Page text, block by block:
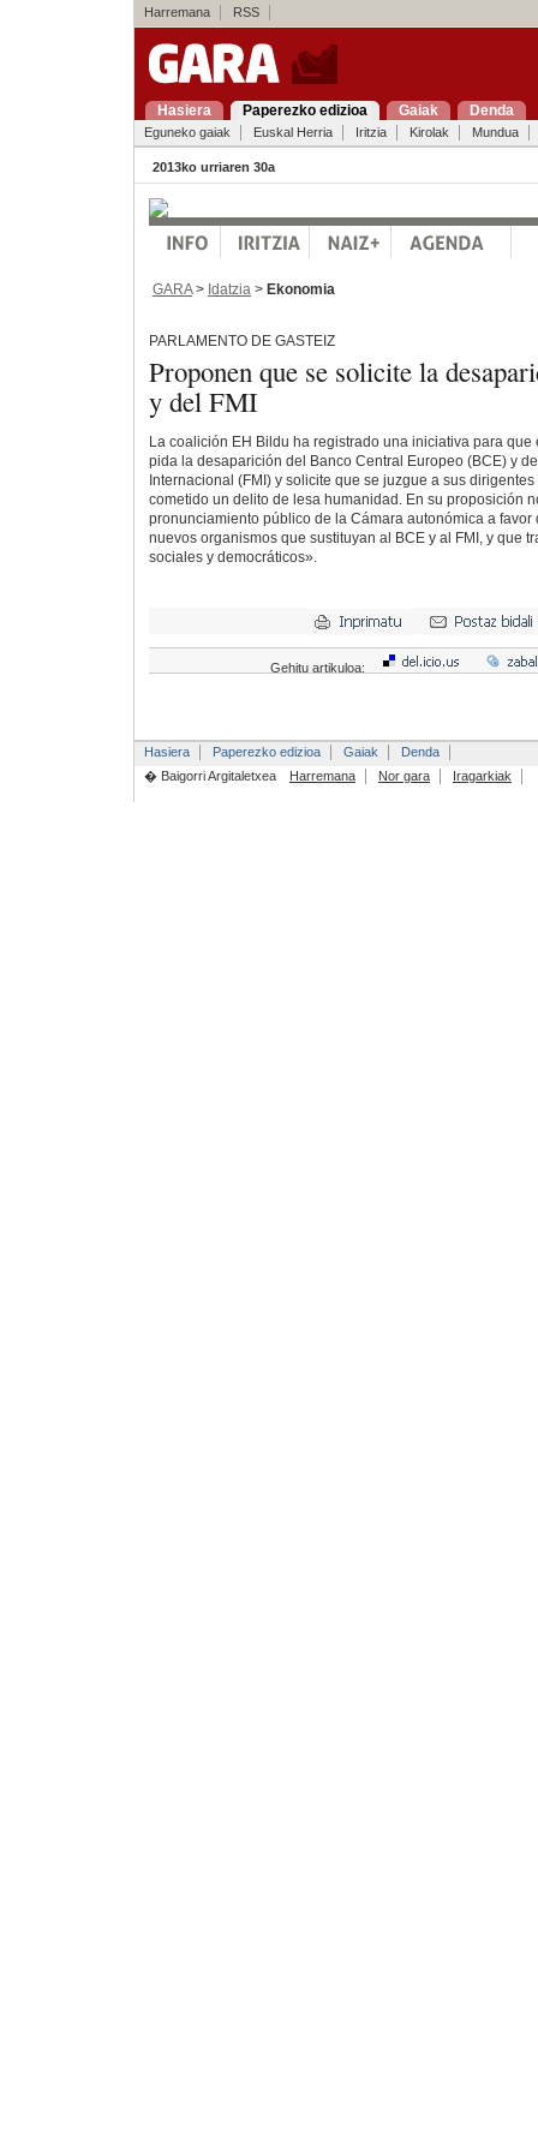
Harremana RSS
Hasiera Paperezko edizioa Gaiak Denda
Eguneko gaiak Euskal Herria Iritzia Kirolak Mundua
2013ko urriaren 30a
GARA> Idatzia > Ekonomia
PARLAMENTO DE GASTEIZ
Proponen que se solicite la
y del FMI
La coalición EH Bildu ha registrado una iniciativa para que
pida la desaparición del Banco Central Europeo (BCE) y
Internacional (FMI) y solicite que se juzgue a sus
cometido un delito de lesa humanidad. En su proposición
pronunciamiento público de la Cámara autonómica a favor
nuevos organismos que sustituyan al BCE y al FMI, y que
sociales y democráticos».
Gehitu artikuloa:
Hasiera Paperezko edizioa Gaiak
Denda
� Baigorri Argitaletxea
Harremana Nor gara Iragarkiak